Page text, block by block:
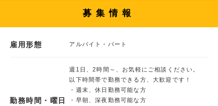
募集情報
雇用形態 アルバイト・パート
勤務時間・曜日
週1日、2時間～、お気軽にご相談ください。
以下時間帯で勤務できる方、大歓迎です！
・週末、休日勤務可能な方
・早朝、深夜勤務可能な方